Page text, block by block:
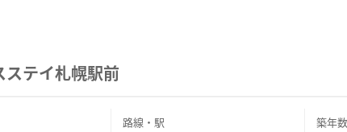
ステイ札幌駅前
路線・駅
築年数